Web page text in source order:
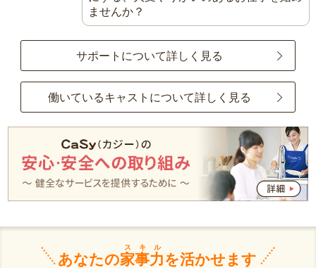
ませんか？
サポートについて詳しく見る
働いているキャストについて詳しく見る
あなたの家事力
スキル
を活かせます